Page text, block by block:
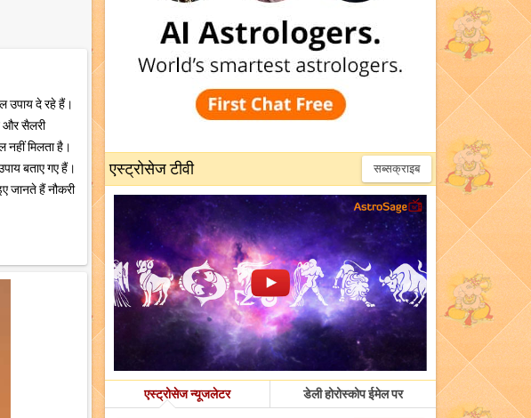
उपाय दे रहे हैं।
और सैलरी
नहीं मिलता है।
बताए गए हैं।
जानते हैं नौकरी
एस्ट्रोसेज टीवी सब्सक्राइब
एस्ट्रोसेज न्यूजलेटर डेली होरोस्कोप ईमेल पर